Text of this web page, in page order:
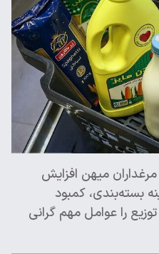
میهن افزایش
بسته‌بندی، کمبود
را عوامل مهم گرانی